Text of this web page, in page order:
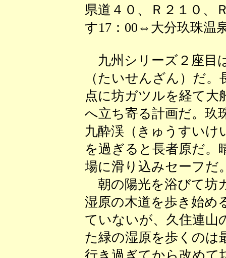
県道４０、Ｒ２１０、
す17：00⇔大分玖珠温
九州シリーズ２座目
（たいせんざん）だ
点に坊ガツルを経て大
へ立ち寄る計画だ。玖
九酔渓（きゅうすいけ
を過ぎると長者原だ。
場に滑り込みセーフだ
朝の陽光を浴びて坊
湿原の木道を歩き始め
ていないが、久住連山
た緑の湿原を歩くのは